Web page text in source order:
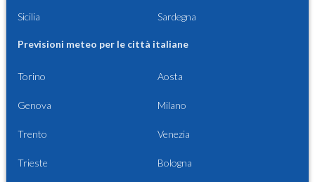
Sicilia Sardegna
Previsioni meteo per le città italiane
Torino Aosta
Genova Milano
Trento Venezia
Trieste Bologna